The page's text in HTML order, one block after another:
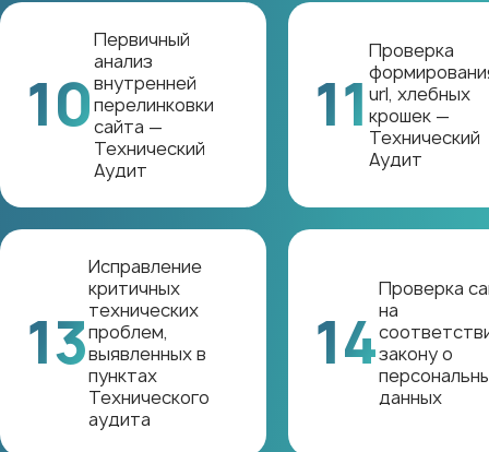
10
Первичный
анализ
внутренней
перелинковки
сайта —
Технический
Аудит
11
Проверка
url, хлебных
крошек —
Технический
Аудит
13
Исправление
критичных
технических
проблем,
выявленных в
пунктах
Технического
аудита
14
Проверка
на
закону о
данных